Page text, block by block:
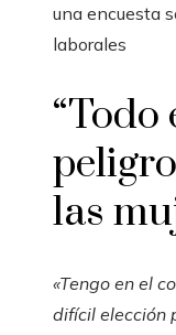
una encuesta
laborales
“Todo
las
«Tengo en el
difícil elección